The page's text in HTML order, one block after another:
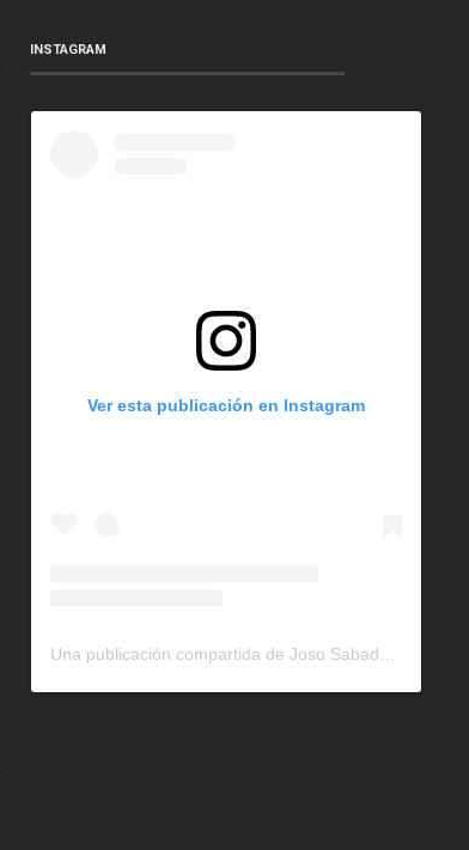
INSTAGRAM
Ver esta publicación en Instagram
Una publicación compartida de Joso Sabadell (@escolajososabadell)